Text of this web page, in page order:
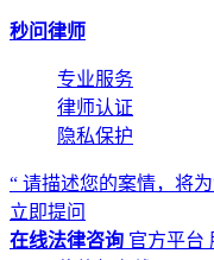
秒问律师
专业服务
律师认证
隐私保护
“ 请描述您的案情，将
立即提问
在线法律咨询 官方平台